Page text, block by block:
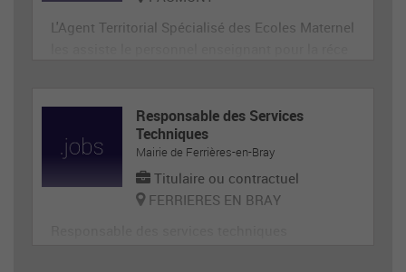
L'Agent Territorial Spécialisé des Ecoles Maternel
ux et le matériel servant directement aux enfant
s. En tant que membre de la communauté éduca
tive, il p
Responsable des Services
Techniques
Mairie de Ferrières-en-Bray
Titulaire ou contractuel
FERRIERES EN BRAY